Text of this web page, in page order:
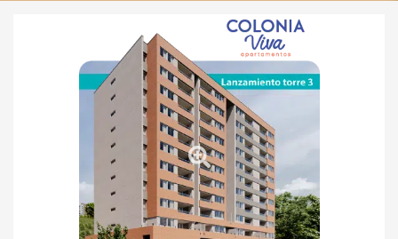
Desde: $514.420.000*
Apartamentos desde 59m2*
Ver proyecto